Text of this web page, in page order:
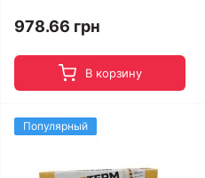
978.66 грн
В корзину
Популярный